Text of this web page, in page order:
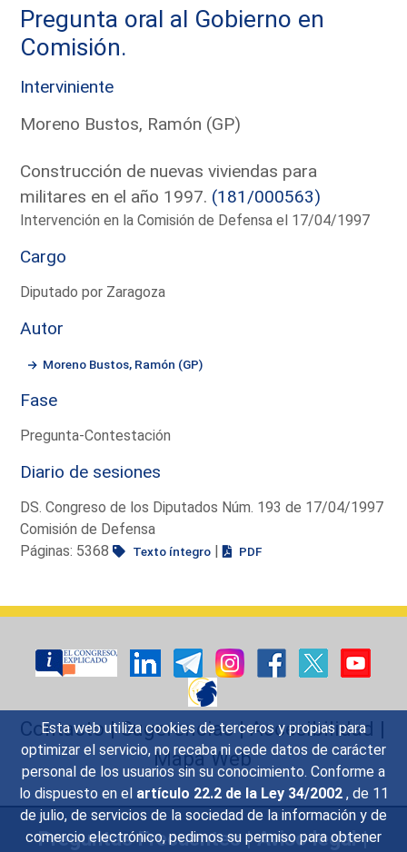
Esta web utiliza cookies de terceros y propias para
optimizar el servicio, no recaba ni cede datos de carácter
personal de los usuarios sin su conocimiento. Conforme a
lo dispuesto en el artículo 22.2 de la Ley 34/2002 , de 11
de julio, de servicios de la sociedad de la información y de
comercio electrónico, pedimos su permiso para obtener
Pregunta oral al Gobierno en
Comisión.
Interviniente
Moreno Bustos, Ramón (GP)
Construcción de nuevas viviendas para
militares en el año 1997. (181/000563)
Intervención en la Comisión de Defensa el 17/04/1997
Cargo
Diputado por Zaragoza
Autor
Moreno Bustos, Ramón (GP)
Fase
Pregunta-Contestación
Diario de sesiones
DS. Congreso de los Diputados Núm. 193 de 17/04/1997
Comisión de Defensa
Páginas: 5368
Texto íntegro | PDF
Contacto|Sugerencias|Accesibilidad |
Mapa Web
Preguntas Frecuentes|Aviso legal|